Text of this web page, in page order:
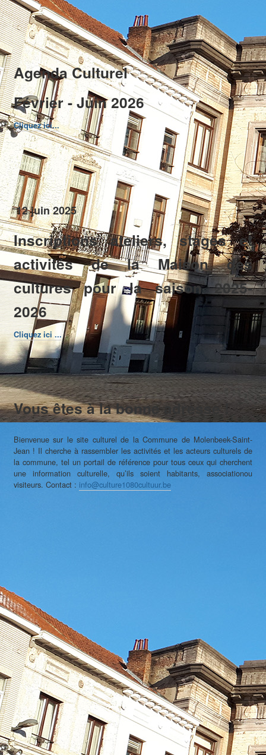
Agenda Culturel
Février - Juin 2026
Cliquez ici...
12 juin 2025
Inscriptions ateliers, stages et
activités de la Maison des
cultures pour la saison 2025-
2026
Cliquez ici ...
Vous êtes à la bonne adresse !
Bienvenue sur le site culturel de la Commune de Molenbeek-Saint-
Jean ! Il cherche à rassembler les activités et les acteurs culturels de
la commune, tel un portail de référence pour tous ceux qui cherchent
une information culturelle, qu’ils soient habitants, associationou
visiteurs. Contact : info@culture1080cultuur.be